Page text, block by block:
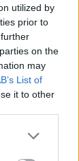
utilized by
prior to
on the
may
List of
it to other
drono